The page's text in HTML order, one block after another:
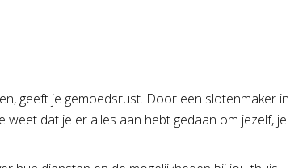
geeft je gemoedsrust. Door een slotenmaker
weet dat je er alles aan hebt gedaan om jezelf,